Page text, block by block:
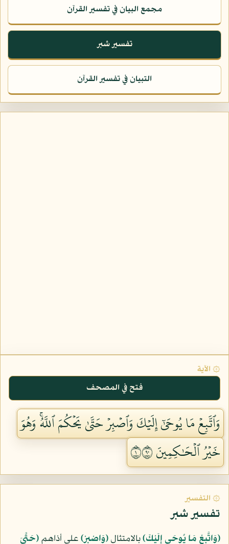
مجمع البيان في تفسير القرآن
تفسير شبر
التبيان في تفسير القرآن
۞ الآية
فتح في المصحف
وَٱتَّبِعۡ مَا يُوحَىٰٓ إِلَيۡكَ وَٱصۡبِرۡ حَتَّىٰ يَحۡكُمَ ٱللَّهُۚ وَهُوَ
خَيۡرُ ٱلۡحَٰكِمِينَ ١٠٩
۞ التفسير
تفسير شبر
﴿وَاتَّبِعْ مَا يُوحَى إِلَيْكَ﴾بالامتثال﴿وَاصْبِرْ﴾على أذاهم﴿حَتَّىَ